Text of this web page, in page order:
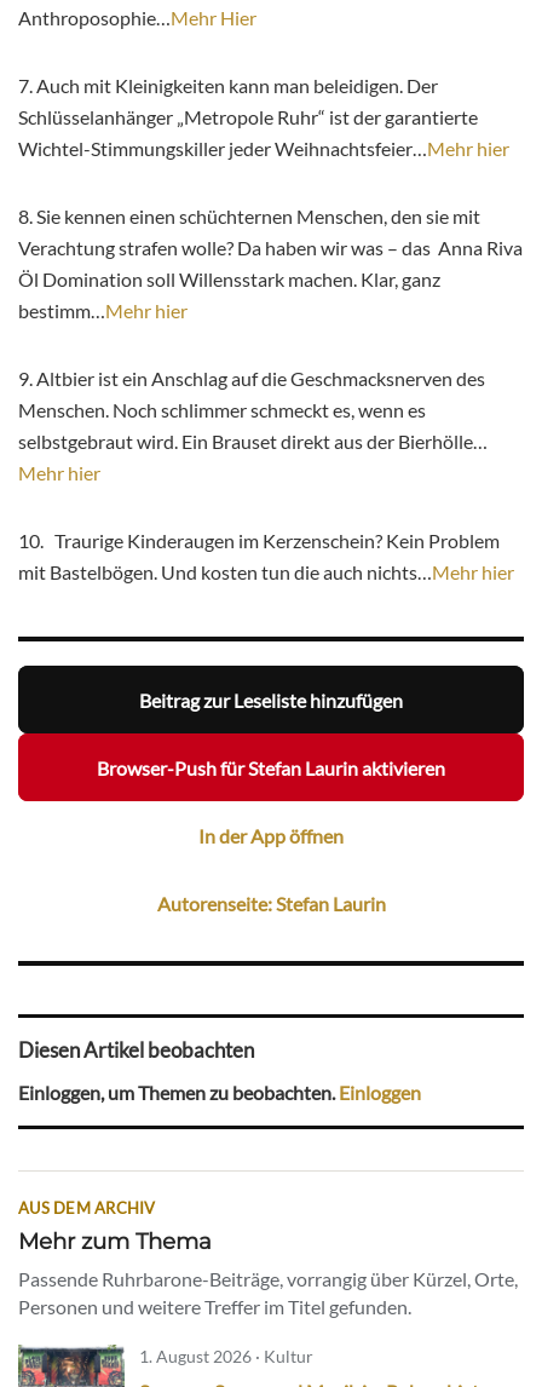
Anthroposophie…Mehr Hier
7. Auch mit Kleinigkeiten kann man beleidigen. Der
Schlüsselanhänger „Metropole Ruhr“ ist der garantierte
Wichtel-Stimmungskiller jeder Weihnachtsfeier…Mehr hier
8. Sie kennen einen schüchternen Menschen, den sie mit
Verachtung strafen wolle? Da haben wir was – das Anna Riva
Öl Domination soll Willensstark machen. Klar, ganz
bestimm…Mehr hier
9. Altbier ist ein Anschlag auf die Geschmacksnerven des
Menschen. Noch schlimmer schmeckt es, wenn es
selbstgebraut wird. Ein Brauset direkt aus der Bierhölle…
Mehr hier
10. Traurige Kinderaugen im Kerzenschein? Kein Problem
mit Bastelbögen. Und kosten tun die auch nichts…Mehr hier
Beitrag zur Leseliste hinzufügen
Browser-Push für Stefan Laurin aktivieren
In der App öffnen
Autorenseite: Stefan Laurin
Diesen Artikel beobachten
Einloggen, um Themen zu beobachten.Einloggen
AUS DEM ARCHIV
Mehr zum Thema
Passende Ruhrbarone-Beiträge, vorrangig über Kürzel, Orte,
Personen und weitere Treffer im Titel gefunden.
1. August 2026 · Kultur